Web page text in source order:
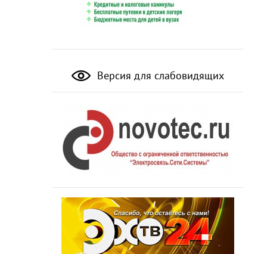
Версия для слабовидящих